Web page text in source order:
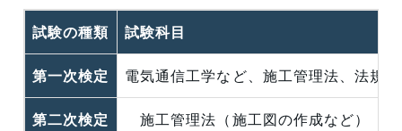
試験の種類 試験科目
第一次検定 電気通信工学など、施工管理法、法規
第二次検定 施工管理法（施工図の作成など）